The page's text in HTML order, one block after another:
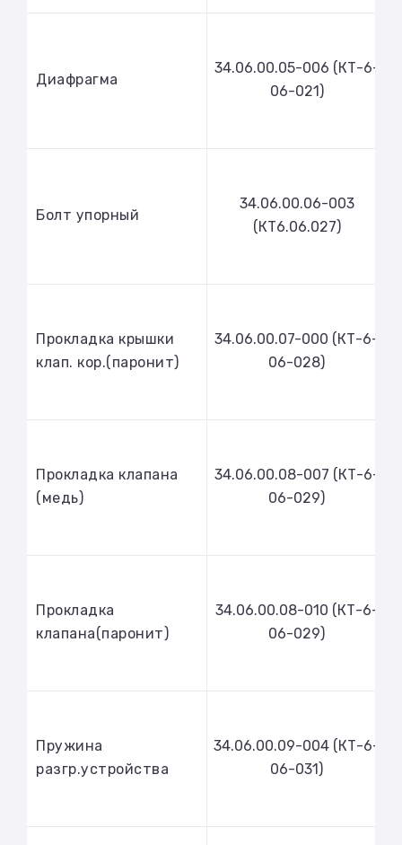
Диафрагма
34.06.00.05-006 (КТ-6-
06-021)
Болт упорный
34.06.00.06-003
(КТ6.06.027)
Прокладка крышки
клап. кор.(паронит)
34.06.00.07-000 (КТ-6-
06-028)
Прокладка клапана
(медь)
34.06.00.08-007 (КТ-6-
06-029)
Прокладка
клапана(паронит)
34.06.00.08-010 (КТ-6-
06-029)
Пружина
разгр.устройства
34.06.00.09-004 (КТ-6-
06-031)